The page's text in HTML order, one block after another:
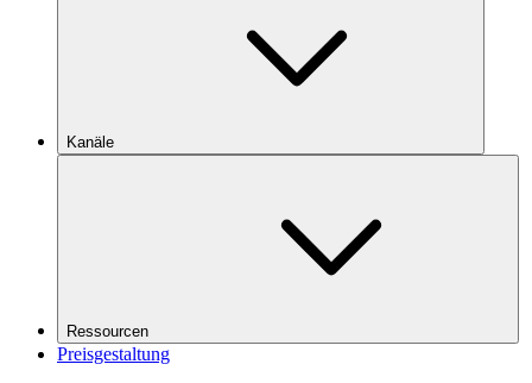
Kanäle
Ressourcen
Preisgestaltung